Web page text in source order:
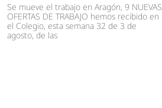
Se mueve el trabajo en Aragón, 9 NUEVAS
OFERTAS DE TRABAJO hemos recibido en
el Colegio, esta semana 32 de 3 de
agosto, de las